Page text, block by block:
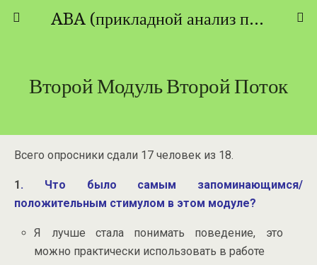
ABA (прикладной анализ поведения) - ТЕОРИЯ И ПРАКТИКА
Второй Модуль Второй Поток
Всего опросники сдали 17 человек из 18.
1. Что было самым запоминающимся/
положительным стимулом в этом модуле?
Я лучше стала понимать поведение, это
можно практически использовать в работе